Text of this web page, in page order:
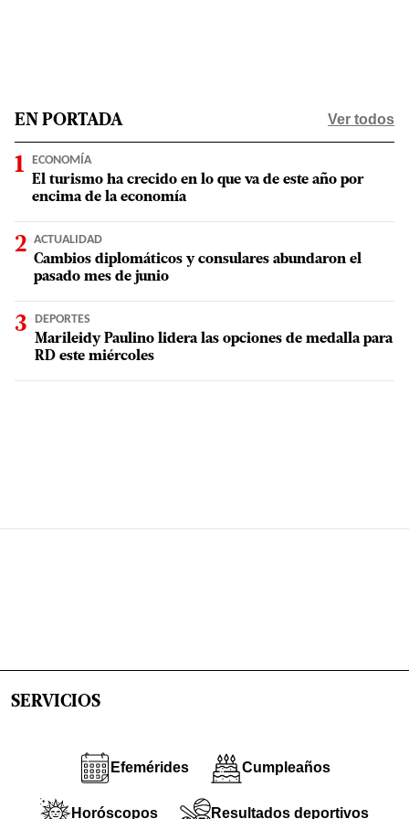
EN PORTADA Ver todos
ECONOMÍA
El turismo ha crecido en lo que va de este año por
encima de la economía
ACTUALIDAD
Cambios diplomáticos y consulares abundaron el
pasado mes de junio
DEPORTES
Marileidy Paulino lidera las opciones de medalla para
RD este miércoles
SERVICIOS
Efemérides Cumpleaños
Horóscopos Resultados deportivos